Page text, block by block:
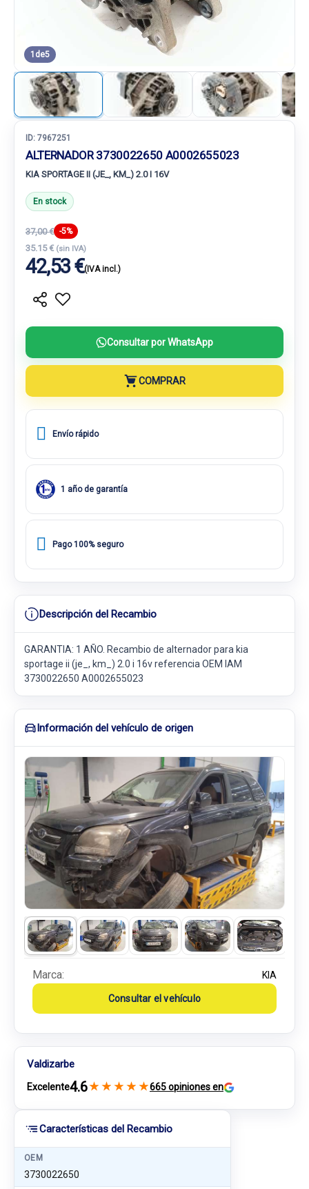
1 de5
Características del Recambio
OEM
3730022650
ID: 7967251
ALTERNADOR 3730022650 A0002655023
KIA SPORTAGE II (JE_, KM_) 2.0 I 16V
En stock
37,00 € -5%
35.15 € (sin IVA)
42,53 €(IVA incl.)
Consultar por WhatsApp
COMPRAR
Envío rápido
1 año de garantía
Pago 100% seguro
Descripción del Recambio
GARANTIA: 1 AÑO. Recambio de alternador para kia
sportage ii (je_, km_) 2.0 i 16v referencia OEM IAM
3730022650 A0002655023
Información del vehículo de origen
Marca: KIA
Consultar el vehículo
Valdizarbe
Excelente4.6★ ★ ★ ★ ★665 opiniones en